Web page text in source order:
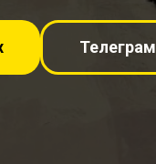
Телеграм